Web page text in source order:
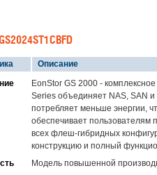
Описание
EonStor GS 2000 -
Series объединяет NAS, SAN
потребляет меньше энергии,
обеспечивает пользователям
всех флеш-гибридных
конструкцию и полный
Модель повышенной